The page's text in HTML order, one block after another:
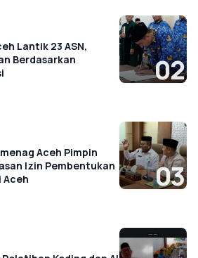
Lantik 23 ASN,
Berdasarkan
02
Aceh Pimpin
Izin Pembentukan
Aceh
03